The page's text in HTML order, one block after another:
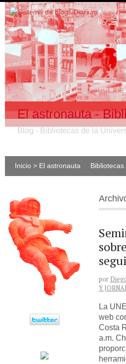
El astronauta -
Blog - Bibliotecas de la
Inicio > El astronauta Bibliotecas
por
Y
La
web
Costa
a.m.